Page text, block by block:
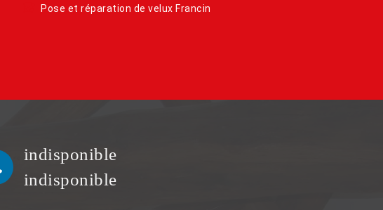
Pose et réparation de velux Francin
indisponible
indisponible